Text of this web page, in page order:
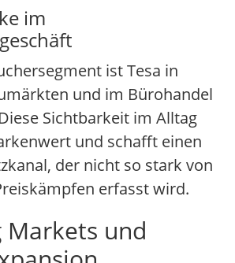
im
ist Tesa in
und im Bürohandel
Sichtbarkeit im Alltag
und schafft einen
der nicht so stark von
erfasst wird.
Markets und